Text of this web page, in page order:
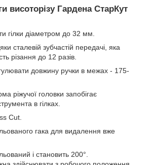
висоторізу Гардена СтарКут
гілки діаметром до 32 мм.
сталевій зубчастій передачі, яка
різання до 12 разів.
довжину ручки в межах - 175-
ріжучої головки запобігає
в гілках.
Cut.
гака для видалення вже
і становить 200°.